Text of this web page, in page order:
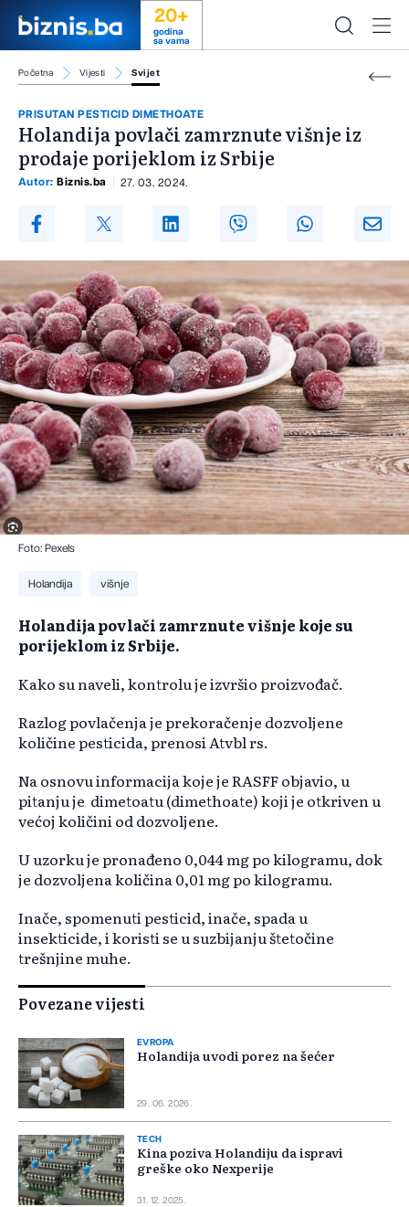
20+
godina
sa vama
Početna Vijesti Svijet
PRISUTAN PESTICID DIMETHOATE
Holandija povlači zamrznute višnje iz
prodaje porijeklom iz Srbije
Autor: Biznis.ba 27. 03. 2024.
Foto: Pexels
Holandija višnje
Holandija povlači zamrznute višnje koje su
porijeklom iz Srbije.
Kako su naveli, kontrolu je izvršio proizvođač.
Razlog povlačenja je prekoračenje dozvoljene
količine pesticida, prenosi Atvbl rs.
Na osnovu informacija koje je RASFF objavio, u
pitanju je dimetoatu (dimethoate) koji je otkriven u
većoj količini od dozvoljene.
U uzorku je pronađeno 0,044 mg po kilogramu, dok
je dozvoljena količina 0,01 mg po kilogramu.
Inače, spomenuti pesticid, inače, spada u
insekticide, i koristi se u suzbijanju štetočine
trešnjine muhe.
Povezane vijesti
EVROPA
Holandija uvodi porez na šećer
29. 06. 2026.
TECH
Kina poziva Holandiju da ispravi
greške oko Nexperije
31. 12. 2025.